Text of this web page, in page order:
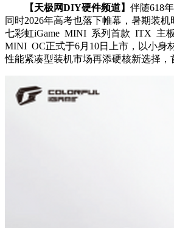
【天极网DIY硬件频道】 伴随618
同时2026年高考也落下帷幕，暑期装
七彩虹iGame MINI 系列首款 ITX 主
MINI OC正式于6月10日上市，以小身
性能紧凑型装机市场再添硬核新选择，